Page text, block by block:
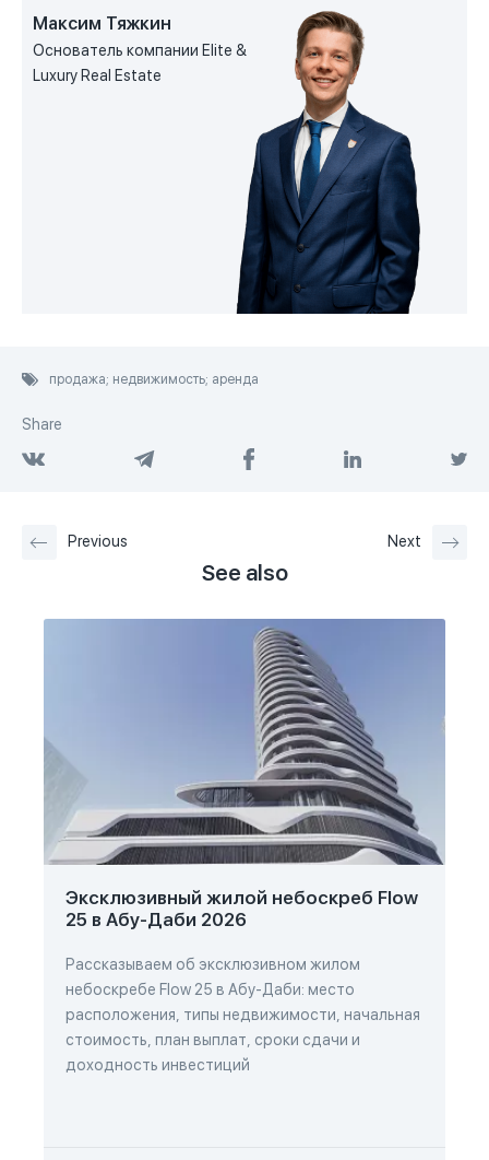
Максим Тяжкин
Основатель компании Elite &
Luxury Real Estate
продажа; недвижимость; аренда
Share
Previous Next
See also
Эксклюзивный жилой небоскреб Flow
25 в Абу-Даби 2026
Рассказываем об эксклюзивном жилом
небоскребе Flow 25 в Абу-Даби: место
расположения, типы недвижимости, начальная
стоимость, план выплат, сроки сдачи и
доходность инвестиций